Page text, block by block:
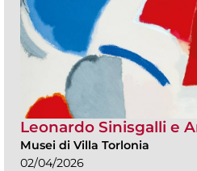
Leonardo Sinisgalli e
Musei di Villa Torlonia
02/04/2026